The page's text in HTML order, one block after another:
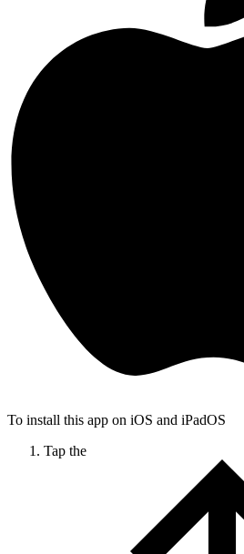
To install this app on iOS and iPadOS
Tap the